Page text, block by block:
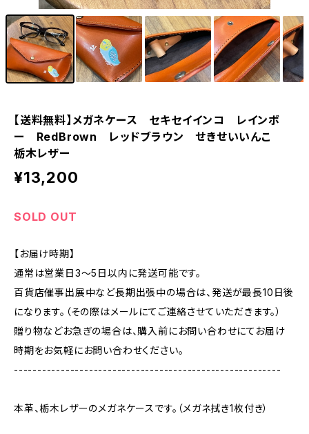
【送料無料】メガネケース セキセイインコ レインボ
ー RedBrown レッドブラウン せきせいいんこ
栃木レザー
¥13,200
SOLD OUT
【お届け時期】
通常は営業日3〜5日以内に発送可能です。
百貨店催事出展中など長期出張中の場合は、発送が最長10日後
になります。（その際はメールにてご連絡させていただきます。）
贈り物などお急ぎの場合は、購入前にお問い合わせにてお届け
時期をお気軽にお問い合わせください。
---------------------------------------------------------
本革、栃木レザーのメガネケースです。（メガネ拭き1枚付き）